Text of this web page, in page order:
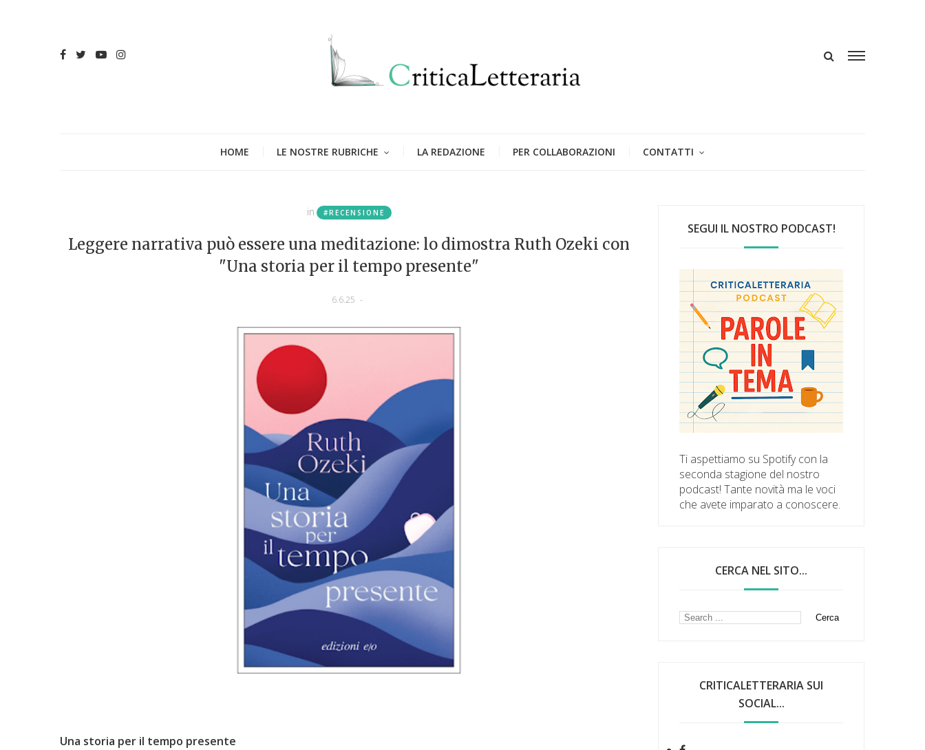
HOME LE NOSTRE RUBRICHE LA REDAZIONE PER COLLABORAZIONI CONTATTI
in #RECENSIONE
Leggere narrativa può essere una meditazione: lo dimostra Ruth Ozeki con
"Una storia per il tempo presente"
6.6.25 -
Una storia per il tempo presente
SEGUI IL NOSTRO PODCAST!
Ti aspettiamo su Spotify con la
seconda stagione del nostro
podcast! Tante novità ma le voci
che avete imparato a conoscere.
CERCA NEL SITO...
CRITICALETTERARIA SUI
SOCIAL...